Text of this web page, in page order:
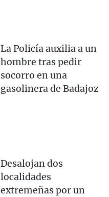
La Policía auxilia a un
hombre tras pedir
socorro en una
gasolinera de Badajoz
Desalojan dos
localidades
extremeñas por un